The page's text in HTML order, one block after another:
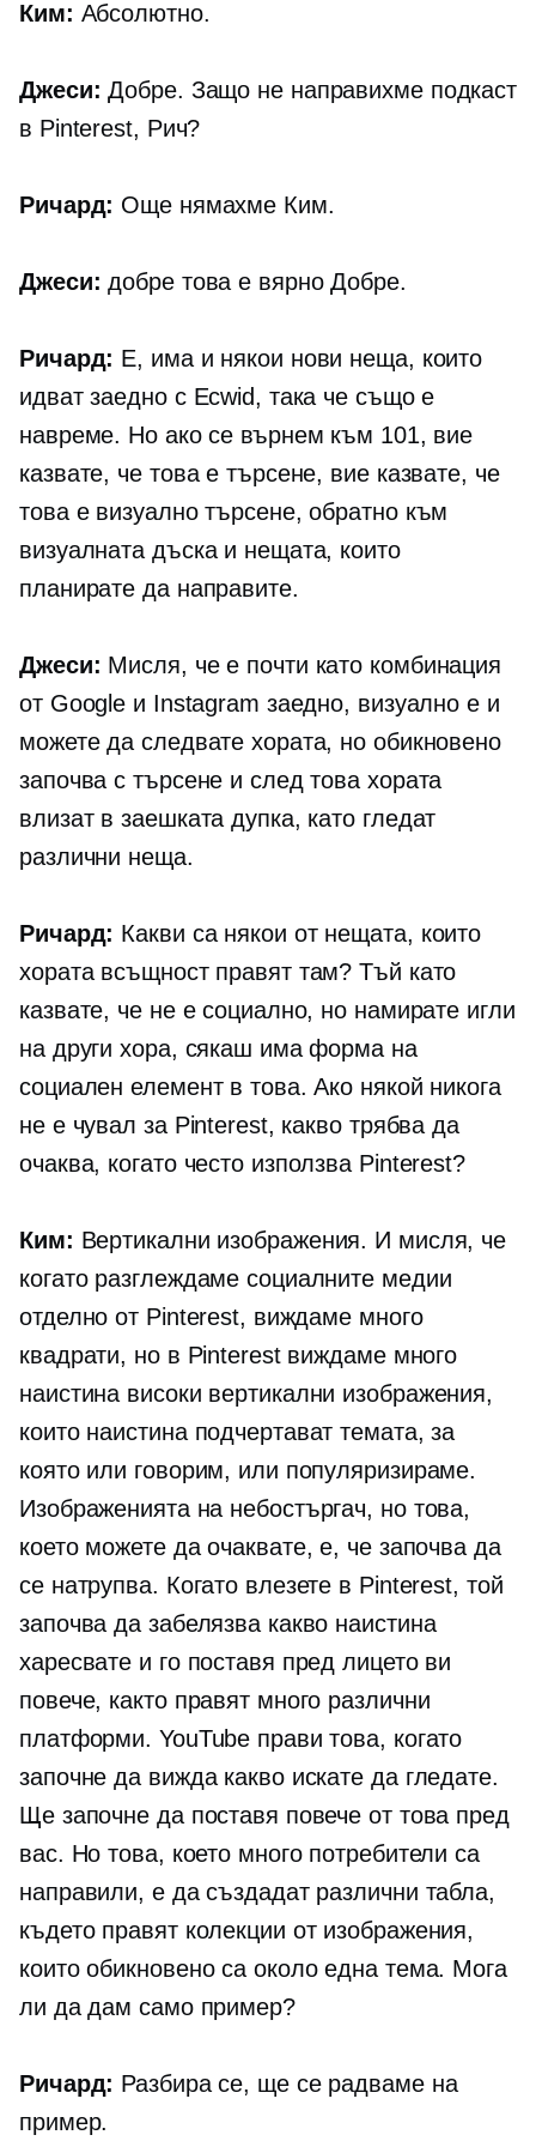
Ким: Абсолютно.
Джеси: Добре. Защо не направихме подкаст
в Pinterest, Рич?
Ричард: Още нямахме Ким.
Джеси: добре това е вярно Добре.
Ричард: Е, има и някои нови неща, които
идват заедно с Ecwid, така че също е
навреме. Но ако се върнем към 101, вие
казвате, че това е търсене, вие казвате, че
това е визуално търсене, обратно към
визуалната дъска и нещата, които
планирате да направите.
Джеси: Мисля, че е почти като комбинация
от Google и Instagram заедно, визуално е и
можете да следвате хората, но обикновено
започва с търсене и след това хората
влизат в заешката дупка, като гледат
различни неща.
Ричард: Какви са някои от нещата, които
хората всъщност правят там? Тъй като
казвате, че не е социално, но намирате игли
на други хора, сякаш има форма на
социален елемент в това. Ако някой никога
не е чувал за Pinterest, какво трябва да
очаква, когато често използва Pinterest?
Ким: Вертикални изображения. И мисля, че
когато разглеждаме социалните медии
отделно от Pinterest, виждаме много
квадрати, но в Pinterest виждаме много
наистина високи вертикални изображения,
които наистина подчертават темата, за
която или говорим, или популяризираме.
Изображенията на небостъргач, но това,
което можете да очаквате, е, че започва да
се натрупва. Когато влезете в Pinterest, той
започва да забелязва какво наистина
харесвате и го поставя пред лицето ви
повече, както правят много различни
платформи. YouTube прави това, когато
започне да вижда какво искате да гледате.
Ще започне да поставя повече от това пред
вас. Но това, което много потребители са
направили, е да създадат различни табла,
където правят колекции от изображения,
които обикновено са около една тема. Мога
ли да дам само пример?
Ричард: Разбира се, ще се радваме на
пример.